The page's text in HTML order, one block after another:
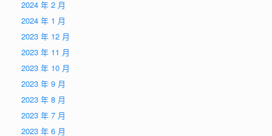
2024 年 2 月
2024 年 1 月
2023 年 12 月
2023 年 11 月
2023 年 10 月
2023 年 9 月
2023 年 8 月
2023 年 7 月
2023 年 6 月